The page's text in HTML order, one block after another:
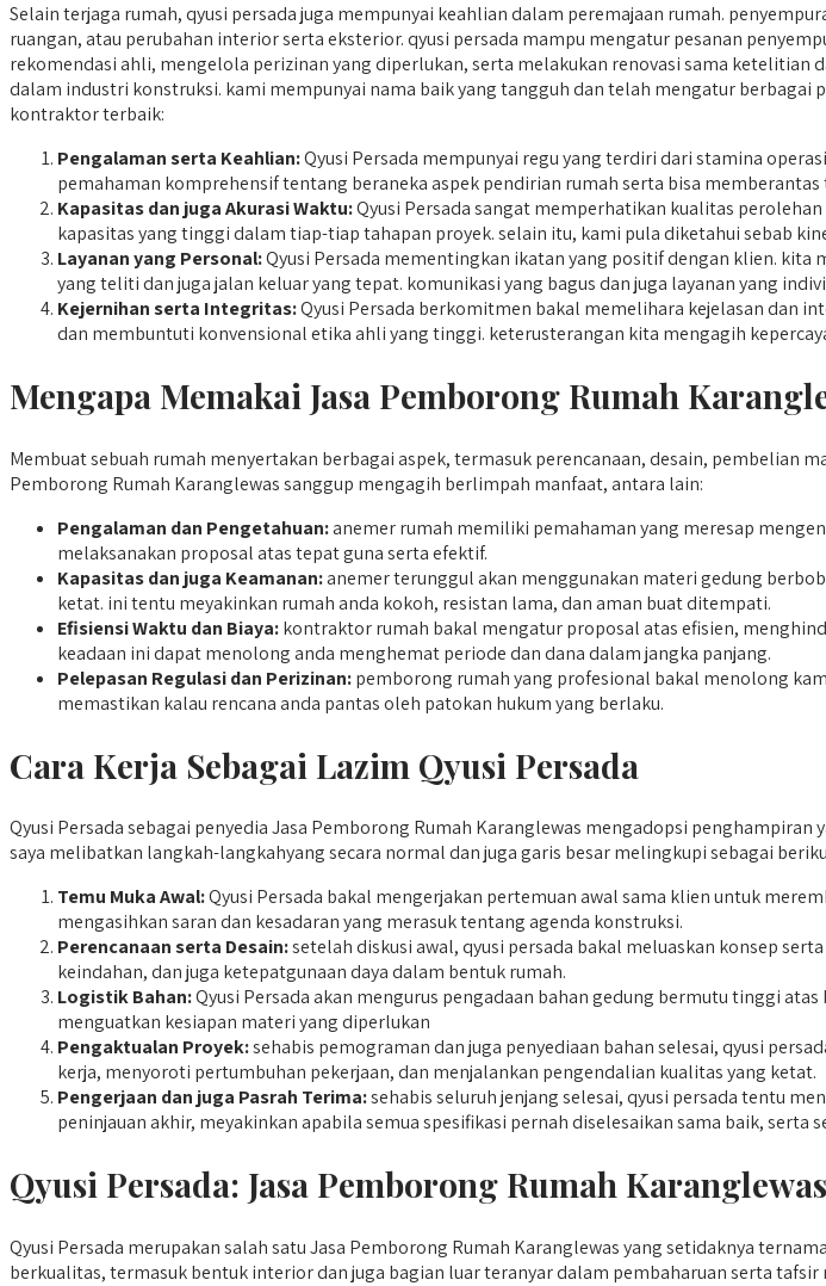
Selain terjaga rumah, qyusi persada juga mempunyai keahlian dalam peremajaan rumah.
ruangan, atau perubahan interior serta eksterior. qyusi persada mampu mengatur pesanan
rekomendasi ahli, mengelola perizinan yang diperlukan, serta melakukan renovasi sama
dalam industri konstruksi. kami mempunyai nama baik yang tangguh dan telah mengatur berbagai
kontraktor terbaik:
Pengalaman serta Keahlian:Qyusi Persada mempunyai regu yang terdiri dari stamina
pemahaman komprehensif tentang beraneka aspek pendirian rumah serta bisa
Kapasitas dan juga Akurasi Waktu:Qyusi Persada sangat memperhatikan kualitas
kapasitas yang tinggi dalam tiap-tiap tahapan proyek. selain itu, kami pula diketahui sebab
Layanan yang Personal:Qyusi Persada mementingkan ikatan yang positif dengan klien.
yang teliti dan juga jalan keluar yang tepat. komunikasi yang bagus dan juga layanan yang
Kejernihan serta Integritas:Qyusi Persada berkomitmen bakal memelihara kejelasan dan
dan membuntuti konvensional etika ahli yang tinggi. keterusterangan kita mengagih
Mengapa Memakai Jasa Pemborong Rumah
Membuat sebuah rumah menyertakan berbagai aspek, termasuk perencanaan, desain, pembelian
Pemborong Rumah Karanglewas sanggup mengagih berlimpah manfaat, antara lain:
Pengalaman dan Pengetahuan:anemer rumah memiliki pemahaman yang meresap
melaksanakan proposal atas tepat guna serta efektif.
Kapasitas dan juga Keamanan:anemer terunggul akan menggunakan materi gedung
ketat. ini tentu meyakinkan rumah anda kokoh, resistan lama, dan aman buat ditempati.
Efisiensi Waktu dan Biaya:kontraktor rumah bakal mengatur proposal atas efisien,
keadaan ini dapat menolong anda menghemat periode dan dana dalam jangka panjang.
Pelepasan Regulasi dan Perizinan:pemborong rumah yang profesional bakal menolong
memastikan kalau rencana anda pantas oleh patokan hukum yang berlaku.
Cara Kerja Sebagai Lazim Qyusi Persada
Qyusi Persada sebagai penyedia Jasa Pemborong Rumah Karanglewas mengadopsi
saya melibatkan langkah-langkahyang secara normal dan juga garis besar melingkupi sebagai
Temu Muka Awal:Qyusi Persada bakal mengerjakan pertemuan awal sama klien untuk
mengasihkan saran dan kesadaran yang merasuk tentang agenda konstruksi.
Perencanaan serta Desain:setelah diskusi awal, qyusi persada bakal meluaskan konsep
keindahan, dan juga ketepatgunaan daya dalam bentuk rumah.
Logistik Bahan:Qyusi Persada akan mengurus pengadaan bahan gedung bermutu tinggi
menguatkan kesiapan materi yang diperlukan
Pengaktualan Proyek:sehabis pemograman dan juga penyediaan bahan selesai, qyusi
kerja, menyoroti pertumbuhan pekerjaan, dan menjalankan pengendalian kualitas yang ketat.
Pengerjaan dan juga Pasrah Terima:sehabis seluruh jenjang selesai, qyusi persada tentu
peninjauan akhir, meyakinkan apabila semua spesifikasi pernah diselesaikan sama baik,
Qyusi Persada: Jasa Pemborong Rumah Karanglewas
Qyusi Persada merupakan salah satu Jasa Pemborong Rumah Karanglewas yang setidaknya
berkualitas, termasuk bentuk interior dan juga bagian luar teranyar dalam pembaharuan serta tafsir